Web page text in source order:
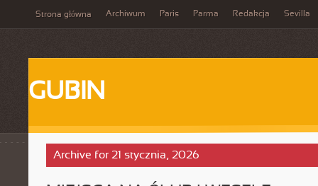
Strona główna Archiwum Paris Parma Redakcja Sevilla
GUBIN
Archive for 21 stycznia, 2026